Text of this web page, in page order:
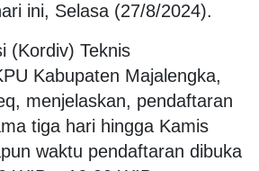
ini, Selasa (27/8/2024).
(Kordiv) Teknis
Kabupaten Majalengka,
menjelaskan, pendaftaran
tiga hari hingga Kamis
waktu pendaftaran dibuka